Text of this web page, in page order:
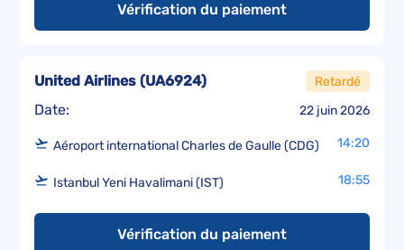
Vérification du paiement
Date: 22 juin 2026
United Airlines (UA6924) Retardé
Aéroport international Charles de Gaulle (CDG) 14:20
Istanbul Yeni Havalimani (IST) 18:55
Vérification du paiement